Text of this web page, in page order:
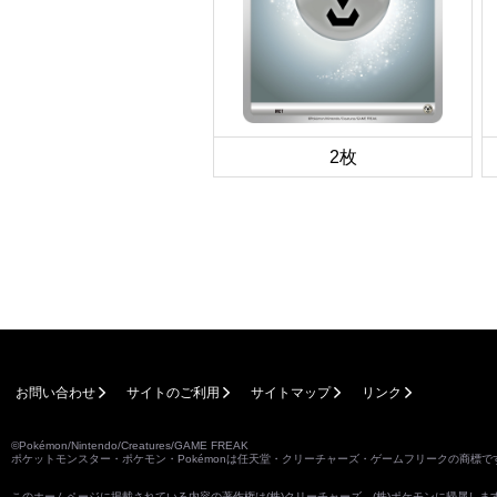
2枚
お問い合わせ サイトのご利用 サイトマップ リンク
©Pokémon/Nintendo/Creatures/GAME FREAK
ポケットモンスター・ポケモン・Pokémonは任天堂・クリーチャーズ・ゲームフリークの商標で